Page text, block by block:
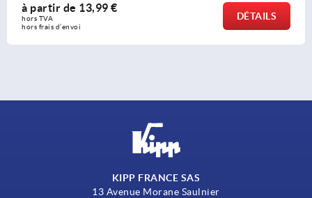
DÉTAILS
à partir de
hors frais d’envoi
KIPP FRANCE SAS
13 Avenue Morane Saulnier